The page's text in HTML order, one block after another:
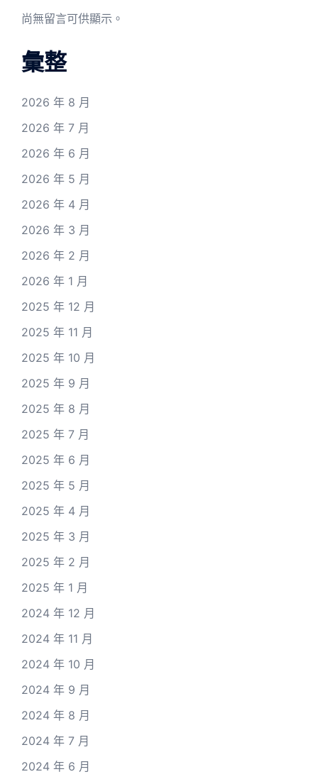
尚無留言可供顯示。
彙整
2026 年 8 月
2026 年 7 月
2026 年 6 月
2026 年 5 月
2026 年 4 月
2026 年 3 月
2026 年 2 月
2026 年 1 月
2025 年 12 月
2025 年 11 月
2025 年 10 月
2025 年 9 月
2025 年 8 月
2025 年 7 月
2025 年 6 月
2025 年 5 月
2025 年 4 月
2025 年 3 月
2025 年 2 月
2025 年 1 月
2024 年 12 月
2024 年 11 月
2024 年 10 月
2024 年 9 月
2024 年 8 月
2024 年 7 月
2024 年 6 月